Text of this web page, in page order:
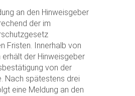
an den Hinweisgeber
der im
Fristen. Innerhalb von
erhält der Hinweisgeber
von der
Nach spätestens drei
eine Meldung an den